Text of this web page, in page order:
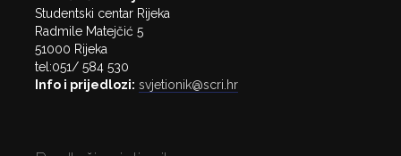
Studentski centar Rijeka
Radmile Matejčić 5
51000 Rijeka
tel:051/ 584 530
Info i prijedlozi: svjetionik@scri.hr